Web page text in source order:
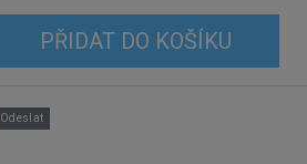
PŘIDAT DO KOŠÍKU
Odeslat